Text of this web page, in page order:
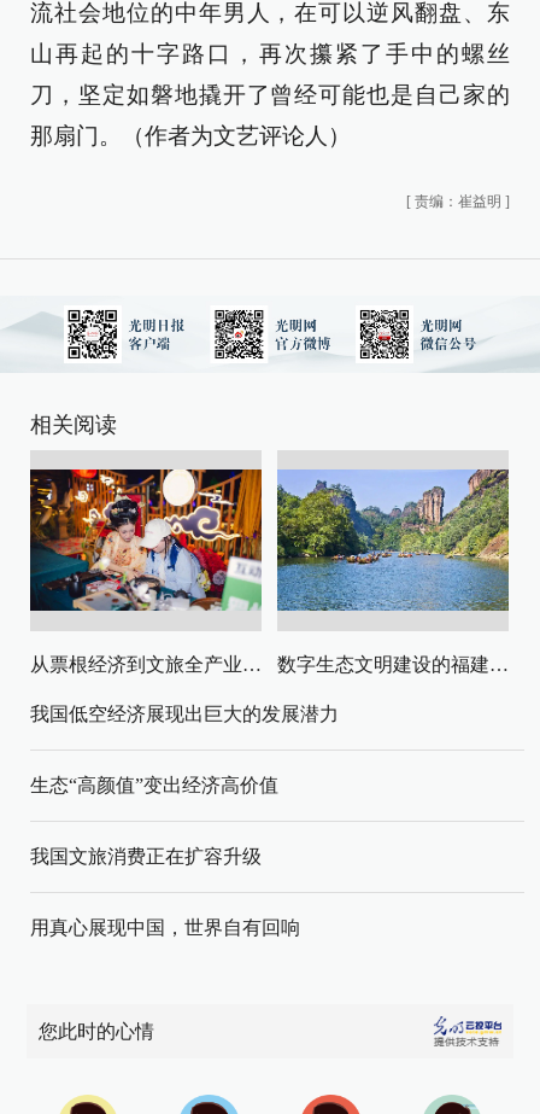
流社会地位的中年男人，在可以逆风翻盘、东
山再起的十字路口，再次攥紧了手中的螺丝
刀，坚定如磐地撬开了曾经可能也是自己家的
那扇门。（作者为文艺评论人）
[ 责编：崔益明 ]
相关阅读
从票根经济到文旅全产业链升级 数字生态文明建设的福建路径与启示
我国低空经济展现出巨大的发展潜力
生态“高颜值”变出经济高价值
我国文旅消费正在扩容升级
用真心展现中国，世界自有回响
您此时的心情